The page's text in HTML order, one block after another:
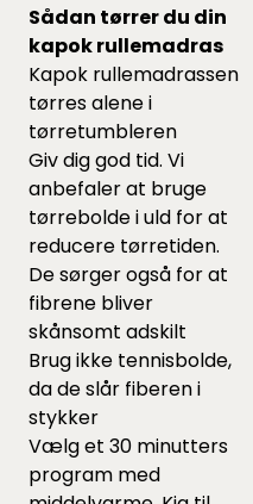
Sådan tørrer du din
kapok rullemadras
Kapok rullemadrassen
tørres alene i
tørretumbleren
Giv dig god tid. Vi
anbefaler at bruge
tørreboldei uld for at
reducere tørretiden.
De sørger også for at
fibrene bliver
skånsomt adskilt
Brug ikke tennisbolde,
da de slår fiberen i
stykker
Vælg et 30 minutters
program med